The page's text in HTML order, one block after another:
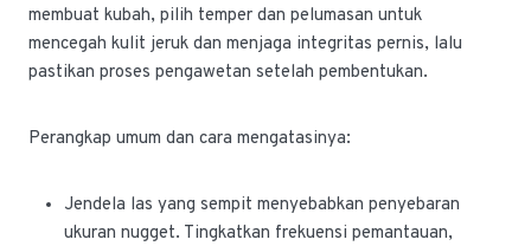
membuat kubah, pilih temper dan pelumasan untuk
mencegah kulit jeruk dan menjaga integritas pernis, lalu
pastikan proses pengawetan setelah pembentukan.
Perangkap umum dan cara mengatasinya:
Jendela las yang sempit menyebabkan penyebaran
ukuran nugget. Tingkatkan frekuensi pemantauan,